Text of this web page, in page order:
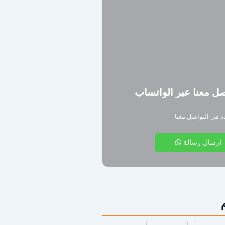
معنا عبر الواتساب
فى التواصل معنا
ارسال رسالة